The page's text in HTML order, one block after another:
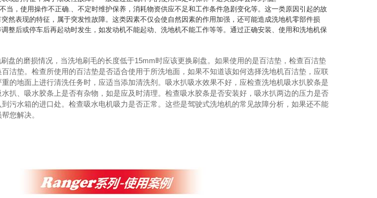
，使用操作不正确.、不定时维护保养，消耗物资供应不足和工作条件急剧变化等。这一类原因引起的故
然表现的特征，属于突发性故障。这类因素不仅会使自然因素的作用加强，还可能造成洗地机零部件损
整后或停车后再起动时发生，如发动机不能起动、洗地机不能工作等等。通过正确安装、使用和洗地机保
的磨损情况，当洗地刷毛的长度低于15mm时应该更换刷盘。如果使用的是百洁垫，检查百洁垫
洁垫。检查所使用的百洁垫是否适合使用于所洗地面，如果不知道该如何选择洗地机百洁垫，应联
的地面上进行清洗任务时，应适当添加清洗剂。吸水扒吸水效果不好，应检查洗地机吸水扒胶条是
扒、吸水胶条上是否有杂物，如是应及时清理。检查吸水胶条是否安装好，吸水扒两边的压力是否
污水箱的进口处。检查吸水电机吸力是否正常。这些是驾驶式洗地机的常见故障分析，如果还不能
您解决。